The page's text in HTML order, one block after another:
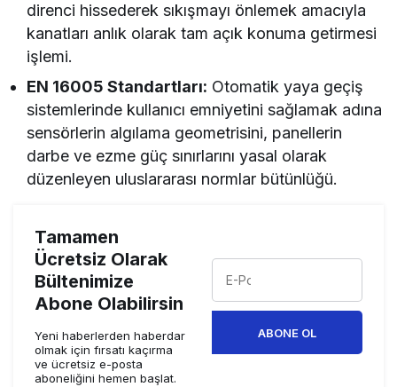
direnci hissederek sıkışmayı önlemek amacıyla
kanatları anlık olarak tam açık konuma getirmesi
işlemi.
EN 16005 Standartları: Otomatik yaya geçiş
sistemlerinde kullanıcı emniyetini sağlamak adına
sensörlerin algılama geometrisini, panellerin
darbe ve ezme güç sınırlarını yasal olarak
düzenleyen uluslararası normlar bütünlüğü.
Tamamen
Ücretsiz Olarak
Bültenimize
Abone Olabilirsin
Yeni haberlerden haberdar
olmak için fırsatı kaçırma
ve ücretsiz e-posta
aboneliğini hemen başlat.
ABONE OL